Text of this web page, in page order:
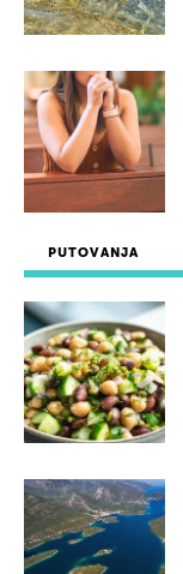
PUTOVANJA